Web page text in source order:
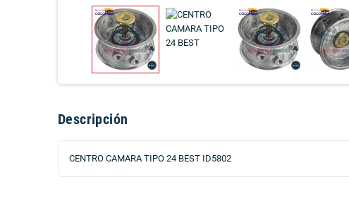
Descripción
CENTRO CAMARA TIPO 24 BEST ID5802